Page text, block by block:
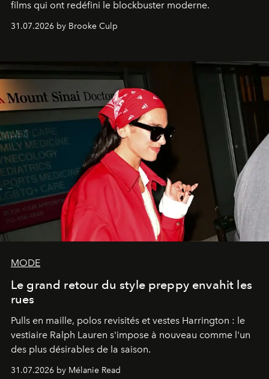
films qui ont redéfini le blockbuster moderne.
31.07.2026 by Brooke Culp
MODE
Le grand retour du style preppy envahit les
rues
Pulls en maille, polos revisités et vestes Harrington : le
vestiaire Ralph Lauren s'impose à nouveau comme l'un
des plus désirables de la saison.
31.07.2026 by Mélanie Read